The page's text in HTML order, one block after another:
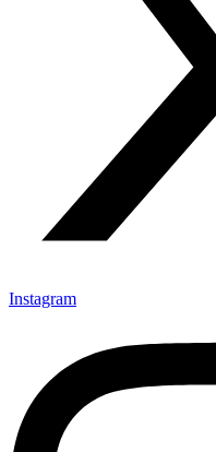
Instagram